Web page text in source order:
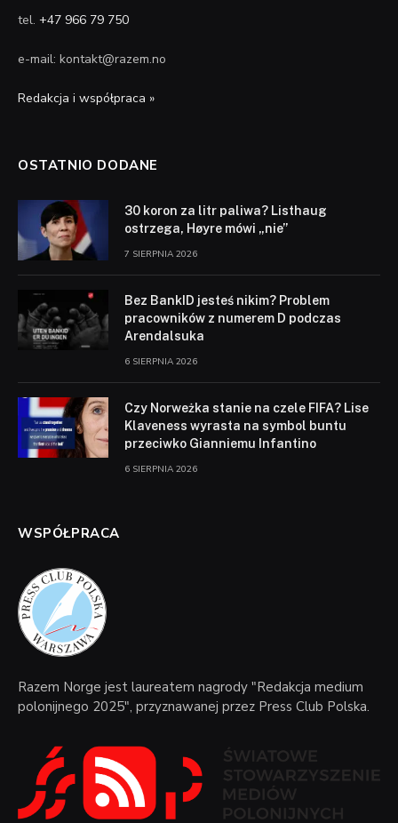
tel. +47 966 79 750
e-mail: kontakt@razem.no
Redakcja i współpraca »
OSTATNIO DODANE
30 koron za litr paliwa? Listhaug
ostrzega, Høyre mówi „nie”
7 SIERPNIA 2026
Bez BankID jesteś nikim? Problem
pracowników z numerem D podczas
Arendalsuka
6 SIERPNIA 2026
Czy Norweżka stanie na czele FIFA? Lise
Klaveness wyrasta na symbol buntu
przeciwko Gianniemu Infantino
6 SIERPNIA 2026
WSPÓŁPRACA
Razem Norge jest laureatem nagrody "Redakcja medium
polonijnego 2025", przyznawanej przez Press Club Polska.